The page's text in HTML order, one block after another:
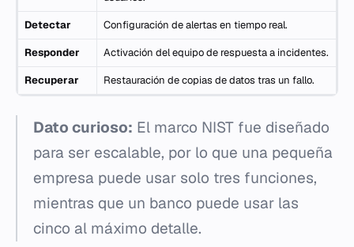
Detectar Configuración de alertas en tiempo real.
Responder Activación del equipo de respuesta a incidentes.
Recuperar Restauración de copias de datos tras un fallo.
Dato curioso: El marco NIST fue diseñado
para ser escalable, por lo que una pequeña
empresa puede usar solo tres funciones,
mientras que un banco puede usar las
cinco al máximo detalle.